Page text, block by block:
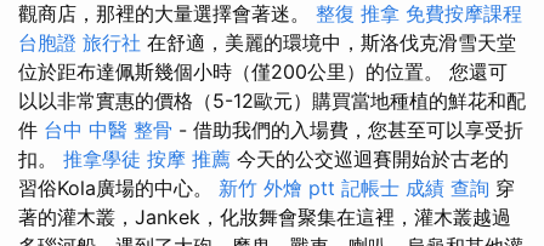
觀商店，那裡的大量選擇會著迷。 整復 推拿 免費按摩課程
台胞證 旅行社 在舒適，美麗的環境中，斯洛伐克滑雪天堂
位於距布達佩斯幾個小時（僅200公里）的位置。 您還可
以以非常實惠的價格（5-12歐元）購買當地種植的鮮花和配
件 台中 中醫 整骨 - 借助我們的入場費，您甚至可以享受折
扣。 推拿學徒 按摩 推薦 今天的公交巡迴賽開始於古老的
習俗Kola廣場的中心。 新竹 外燴 ptt 記帳士 成績 查詢 穿
著的灌木叢，Jankek，化妝舞會聚集在這裡，灌木叢越過